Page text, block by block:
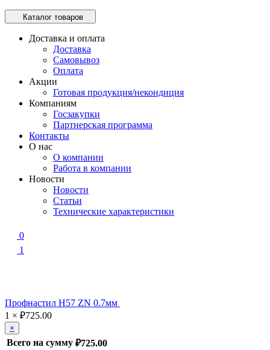
Каталог товаров
Доставка и оплата
Доставка
Самовывоз
Оплата
Акции
Готовая продукция/некондиция
Компаниям
Госзакупки
Партнерская программа
Контакты
О нас
О компании
Работа в компании
Новости
Новости
Статьи
Технические характеристики
0
1
Профнастил Н57 ZN 0.7мм
1 × ₽725.00
×
Всего на сумму ₽725.00